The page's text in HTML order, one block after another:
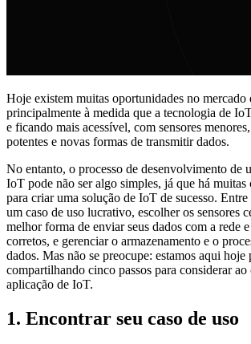
Hoje existem muitas oportunidades no mercado
principalmente à medida que a tecnologia de
e ficando mais acessível, com sensores
potentes e novas formas de transmitir dados.
No entanto, o processo de desenvolvimento de
IoT pode não ser algo simples, já que há muitas
para criar uma solução de IoT de sucesso.
um caso de uso lucrativo, escolher os sensores
melhor forma de enviar seus dados com a rede
corretos, e gerenciar o armazenamento e o
dados. Mas não se preocupe: estamos aqui hoje
compartilhando cinco passos para considerar
aplicação de IoT.
1. Encontrar seu caso de uso